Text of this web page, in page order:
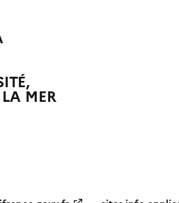
MER